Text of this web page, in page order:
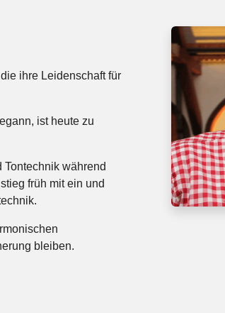
ihre Leidenschaft für
ist heute zu
Tontechnik während
früh mit ein und
bleiben.